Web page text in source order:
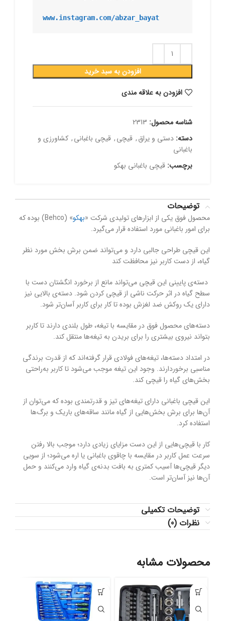
www.instagram.com/abzar_bayat
افزودن به سبد خرید
افزودن به علاقه مندی
شناسه محصول: 2313
دسته: دستی و یراق, قیچی, قیچی باغبانی, کشاورزی و
باغبانی
برچسب: قیچی باغبانی بهکو
توضیحات
محصول فوق یکی از ابزارهای تولیدی شرکت «بهکو» (
Behco) بوده که
برای امور باغبانی مورد استفاده قرار می‌گیرد.
این قیچی طراحی جالبی دارد و می‌تواند ضمن برش بخش مورد نظر
گیاه، از دست کاربر نیز محافظت کند
دسته‌ی پایینی این قیچی می‌تواند مانع از برخورد انگشتان دست با
سطح گیاه در اثر حرکت ناشی از قیچی کردن شود. دسته‌ی بالایی نیز
دارای یک روکش ضد لغزش بوده تا کار برای کاربر آسان‌تر شود.
دسته‌های محصول فوق در مقایسه با تیغه، طول بلندی دارند تا کاربر
بتواند نیروی بیشتری را برای بریدن به تیغه‌ها منتقل کند.
در امتداد دسته‌ها، تیغه‌های فولادی قرار گرفته‌اند که از قدرت برندگی
مناسبی برخوردارند. وجود این تیغه موجب می‌شود تا کاربر به‌راحتی
بخش‌های گیاه را قیچی کند.
این قیچی باغبانی دارای تیغه‌های تیز و قدرتمندی بوده که می‌توان از
آن‌ها برای برش بخش‌هایی از گیاه مانند ساقه‌های باریک و برگ‌ها
استفاده کرد.
کار با قیچی‌هایی از این دست مزایای زیادی دارد؛ موجب بالا رفتن
سرعت عمل کاربر در مقایسه با چاقوی باغبانی یا اره می‌شود؛ از سویی
دیگر قیچی‌ها آسیب کمتری به بافت بدنه‌ی گیاه وارد می‌کنند و حمل
آن‌ها نیز آسان‌تر است.
توضیحات تکمیلی
نظرات (0)
محصولات مشابه